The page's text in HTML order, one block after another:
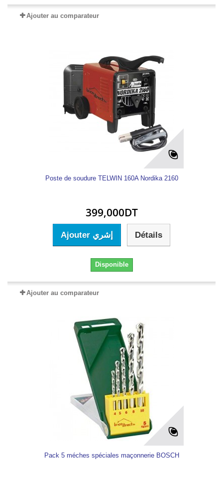
Ajouter au comparateur
Poste de soudure TELWIN 160A Nordika 2160
399,000DT
Ajouter إشري Détails
Disponible
Ajouter au comparateur
Pack 5 méches spéciales maçonnerie BOSCH